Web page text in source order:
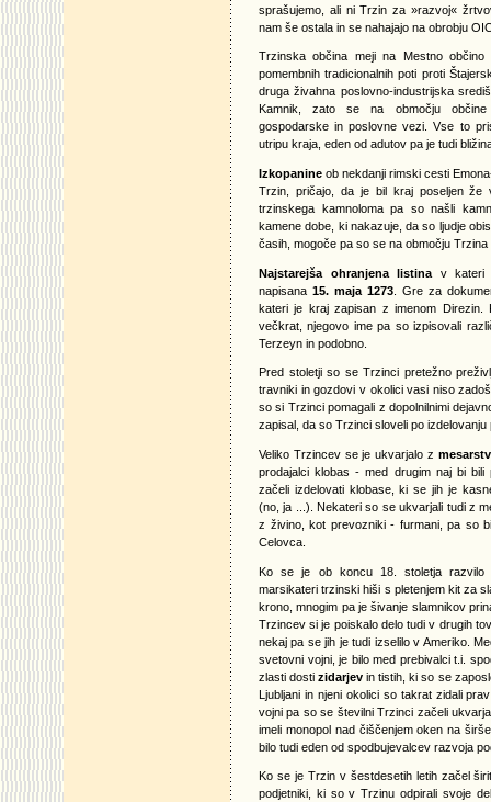
sprašujemo, ali ni Trzin za »razvoj«
nam še ostala in se nahajajo na obrobju
Trzinska občina meji na Mestno
pomembnih tradicionalnih poti proti
druga živahna poslovno-industrijska
Kamnik, zato se na območju občine
gospodarske in poslovne vezi. Vse to
utripu kraja, eden od adutov pa je tudi
Izkopanine ob nekdanji rimski cesti
Trzin, pričajo, da je bil kraj poseljen
trzinskega kamnoloma pa so našli
kamene dobe, ki nakazuje, da so ljudje
časih, mogoče pa so se na območju
Najstarejša ohranjena listina v kateri
napisana 15. maja 1273 . Gre za
kateri je kraj zapisan z imenom Direzin.
večkrat, njegovo ime pa so izpisovali
Terzeyn in podobno.
Pred stoletji so se Trzinci pretežno
travniki in gozdovi v okolici vasi niso
so si Trzinci pomagali z dopolnilnimi
zapisal, da so Trzinci sloveli po
Veliko Trzincev se je ukvarjalo z
prodajalci klobas - med drugim naj bi
začeli izdelovati klobase, ki se jih je
(no, ja ...). Nekateri so se ukvarjali tudi z
z živino, kot prevozniki - furmani, pa so
Celovca.
Ko se je ob koncu 18. stoletja
marsikateri trzinski hiši s pletenjem kit za
krono, mnogim pa je šivanje slamnikov
Trzincev si je poiskalo delo tudi v drugih
nekaj pa se jih je tudi izselilo v Ameriko.
svetovni vojni, je bilo med prebivalci t.i.
zlasti dostizidarjev in tistih, ki so se
Ljubljani in njeni okolici so takrat zidali
vojni pa so se številni Trzinci začeli
imeli monopol nad čiščenjem oken na
bilo tudi eden od spodbujevalcev razvoja
Ko se je Trzin v šestdesetih letih začel
podjetniki, ki so v Trzinu odpirali svoje